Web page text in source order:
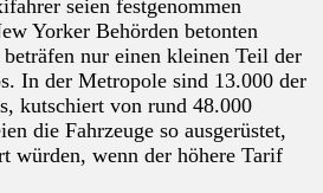
seien festgenommen
Yorker Behörden betonten
nur einen kleinen Teil der
In der Metropole sind 13.000 der
kutschiert von rund 48.000
die Fahrzeuge so ausgerüstet,
würden, wenn der höhere Tarif